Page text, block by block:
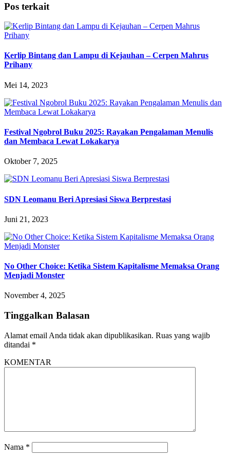
Pos terkait
Kerlip Bintang dan Lampu di Kejauhan – Cerpen Mahrus
Prihany
Mei 14, 2023
Festival Ngobrol Buku 2025: Rayakan Pengalaman Menulis
dan Membaca Lewat Lokakarya
Oktober 7, 2025
SDN Leomanu Beri Apresiasi Siswa Berprestasi
Juni 21, 2023
No Other Choice: Ketika Sistem Kapitalisme Memaksa Orang
Menjadi Monster
November 4, 2025
Tinggalkan Balasan
Alamat email Anda tidak akan dipublikasikan. Ruas yang wajib
ditandai *
KOMENTAR
Nama *